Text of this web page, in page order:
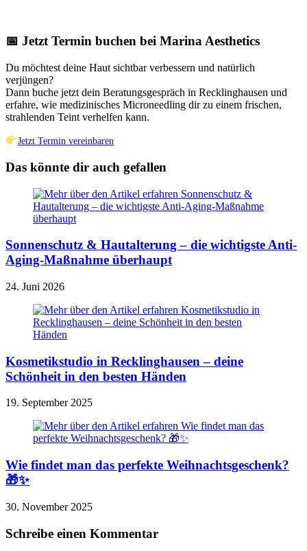
📅 Jetzt Termin buchen bei Marina Aesthetics
Du möchtest deine Haut sichtbar verbessern und natürlich
verjüngen?
Dann buche jetzt dein Beratungsgespräch in Recklinghausen und
erfahre, wie medizinisches Microneedling dir zu einem frischen,
strahlenden Teint verhelfen kann.
Jetzt Termin vereinbaren
Das könnte dir auch gefallen
Sonnenschutz & Hautalterung – die wichtigste Anti-
Aging-Maßnahme überhaupt
24. Juni 2026
Kosmetikstudio in Recklinghausen – deine
Schönheit in den besten Händen
19. September 2025
Wie findet man das perfekte Weihnachtsgeschenk?
🎁✨
30. November 2025
Schreibe einen Kommentar